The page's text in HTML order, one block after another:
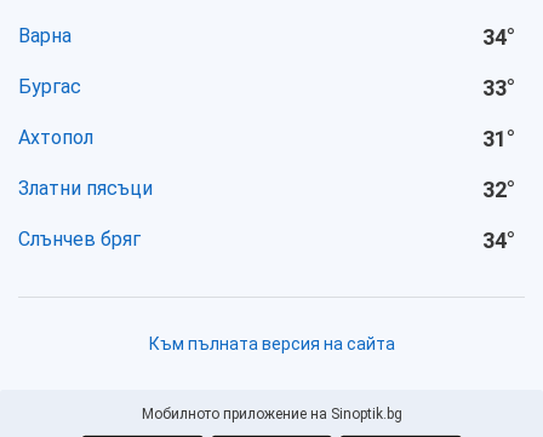
Варна 34°
Бургас 33°
Ахтопол 31°
Златни пясъци 32°
Слънчев бряг 34°
Към пълната версия на сайта
Мобилното приложение на Sinoptik.bg